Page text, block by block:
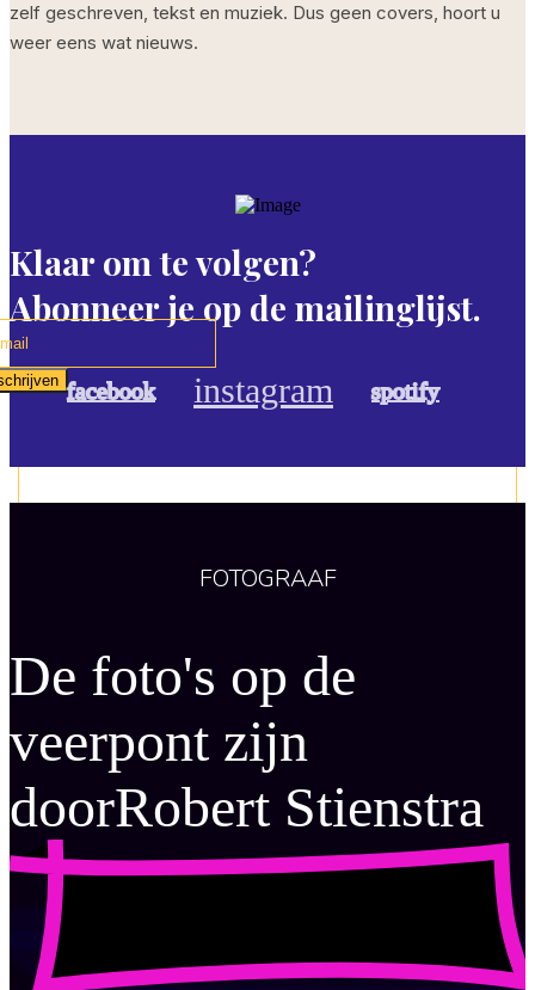
zelf geschreven, tekst en muziek. Dus geen covers, hoort u
weer eens wat nieuws.
Klaar om te volgen?
Abonneer je op de mailinglijst.
facebook instagram spotify
FOTOGRAAF
De foto's op de
veerpont zijn
doorRobert Stienstra